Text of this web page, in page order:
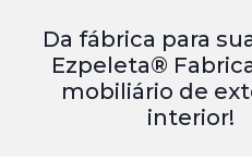
Da fábrica para
Ezpeleta®
mobiliário de
interior!